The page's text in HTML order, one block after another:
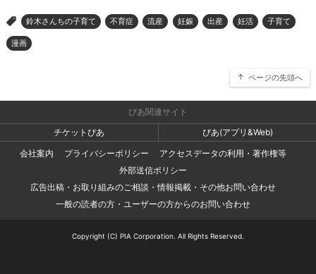
> 鈴木さんちの子育て 不育症 流産 妊娠 出産 妊活 子育て
漫画
ページの先頭へ
ぴあ関連サイト
チケットぴあ
ぴあ(アプリ&Web)
会社案内
プライバシーポリシー
アクセスデータの利用・著作権等
外部送信ポリシー
広告出稿・お取り組みのご相談・情報掲載・その他お問い合わせ
一般の読者の方・ユーザーの方からのお問い合わせ
Copyright (C) PIA Corporation. All Rights Reserved.